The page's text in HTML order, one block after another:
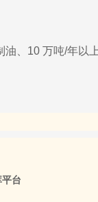
、10 万吨/年以
台